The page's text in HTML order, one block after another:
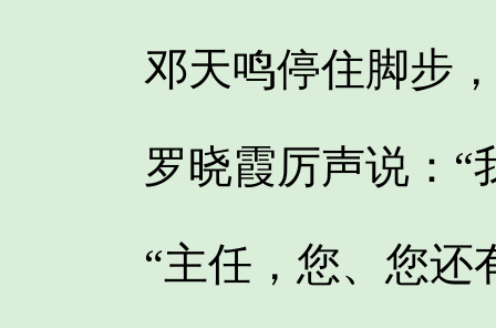
邓天鸣停住脚步，
罗晓霞厉声说：“
“主任，您、您还